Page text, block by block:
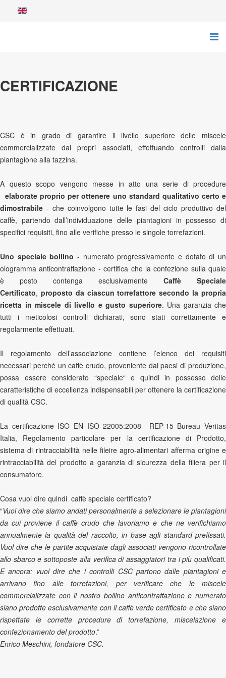
CERTIFICAZIONE
CSC è in grado di garantire il livello superiore delle miscele
commercializzate dai propri associati, effettuando controlli dalla
piantagione alla tazzina.
A questo scopo vengono messe in atto una serie di procedure
-elaborate proprio per ottenere uno standard qualitativo certo e
dimostrabile - che coinvolgono tutte le fasi del ciclo produttivo del
caffè, partendo dall’individuazione delle piantagioni in possesso di
specifici requisiti, fino alle verifiche presso le singole torrefazioni.
Uno speciale bollino - numerato progressivamente e dotato di un
ologramma anticontraffazione - certifica che la confezione sulla quale
è posto contenga esclusivamente Caffè Speciale
Certificato, proposto da ciascun torrefattore secondo la propria
ricetta in miscele di livello e gusto superiore. Una garanzia che
tutti i meticolosi controlli dichiarati, sono stati correttamente e
regolarmente effettuati.
Il regolamento dell’associazione contiene l’elenco dei requisiti
necessari perché un caffè crudo, proveniente dai paesi di produzione,
possa essere considerato “speciale“ e quindi in possesso delle
caratteristiche di eccellenza indispensabili per ottenere la certificazione
di qualità CSC.
La certificazione ISO EN ISO 22005:2008 REP-15 Bureau Veritas
Italia, Regolamento particolare per la certificazione di Prodotto,
sistema di rintracciabilità nelle fileire agro-alimentari afferma origine e
rintracciabilità del prodotto a garanzia di sicurezza della filiera per il
consumatore.
Cosa vuol dire quindi caffè speciale certificato?
“Vuol dire che siamo andati personalmente a selezionare le piantagioni
da cui proviene il caffè crudo che lavoriamo e che ne verifichiamo
annualmente la qualità del raccolto, in base agli standard prefissati.
Vuol dire che le partite acquistate dagli associati vengono ricontrollate
allo sbarco e sottoposte alla verifica di assaggiatori tra i più qualificati.
E ancora: vuol dire che i controlli CSC partono dalle piantagioni e
arrivano fino alle torrefazioni, per verificare che le miscele
commercializzate con il nostro bollino anticontraffazione e numerato
siano prodotte esclusivamente con il caffè verde certificato e che siano
rispettate le corrette procedure di torrefazione, miscelazione e
confezionamento del prodotto.”
Enrico Meschini, fondatore CSC.